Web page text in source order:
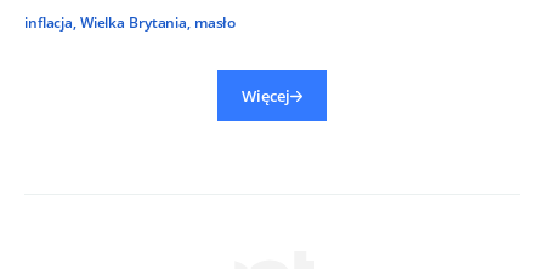
inflacja,Wielka Brytania, masło
Więcej